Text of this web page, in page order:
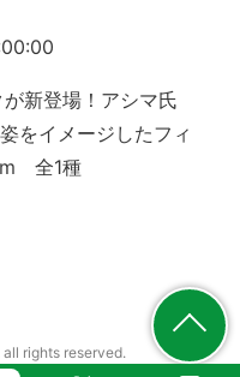
新登場！アシマ氏
をイメージしたフィ
全1種
rights reserved.